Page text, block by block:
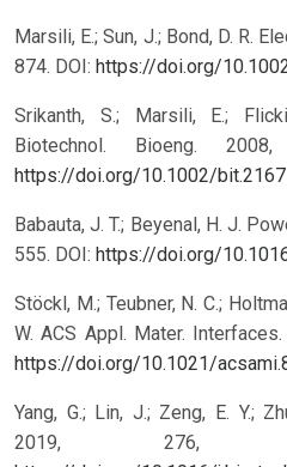
Marsili, E.; Sun, J.; Bond, D. R.
874. DOI: https://doi.org/
Srikanth, S.; Marsili, E.;
Biotechnol. Bioeng.
https://doi.org/10.1002/
Babauta, J. T.; Beyenal, H. J.
555. DOI: https://doi.org/
Stöckl, M.; Teubner, N. C.;
W. ACS Appl. Mater.
https://doi.org/10.1021/
Yang, G.; Lin, J.; Zeng, E. Y.;
2019, 276,